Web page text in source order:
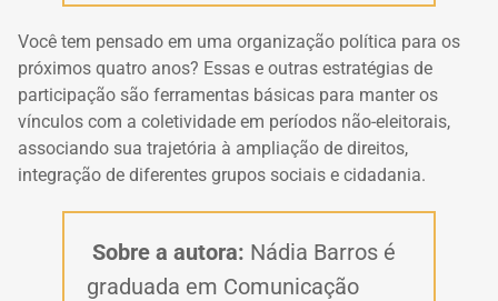
Você tem pensado em uma organização política para os
próximos quatro anos? Essas e outras estratégias de
participação são ferramentas básicas para manter os
vínculos com a coletividade em períodos não-eleitorais,
associando sua trajetória à ampliação de direitos,
integração de diferentes grupos sociais e cidadania.
Sobre a autora: Nádia Barros é
graduada em Comunicação